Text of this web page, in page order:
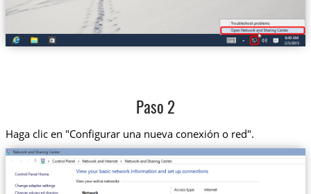
Paso 2
Haga clic en "Configurar una nueva conexión o red".